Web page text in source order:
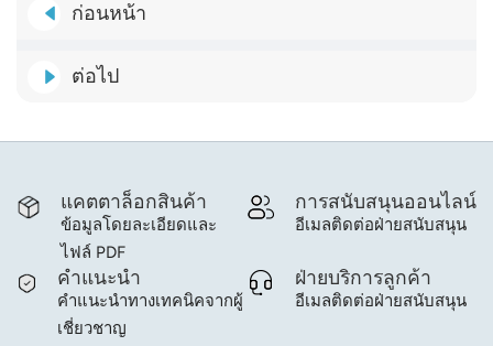
ก่อนหน้า
ต่อไป
แคตตาล็อกสินค้า
ข้อมูลโดยละเอียดและ
ไฟล์ PDF
การสนับสนุนออนไลน์
อีเมลติดต่อฝ่ายสนับสนุน
คำแนะนำ
คำแนะนำทางเทคนิคจากผู้
เชี่ยวชาญ
ฝ่ายบริการลูกค้า
อีเมลติดต่อฝ่ายสนับสนุน